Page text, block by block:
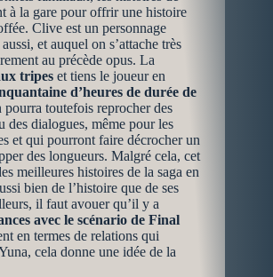
à la gare pour offrir une histoire
Clive est un personnage
et auquel on s’attache très
au précède opus. La
tripes et tiens le joueur en
d’heures de durée de
pourra toutefois reprocher des
des dialogues, même pour les
et qui pourront faire décrocher un
des longueurs. Malgré cela, cet
meilleures histoires de la saga en
bien de l’histoire que de ses
il faut avouer qu’il y a
avec le scénario de Final
en termes de relations qui
cela donne une idée de la